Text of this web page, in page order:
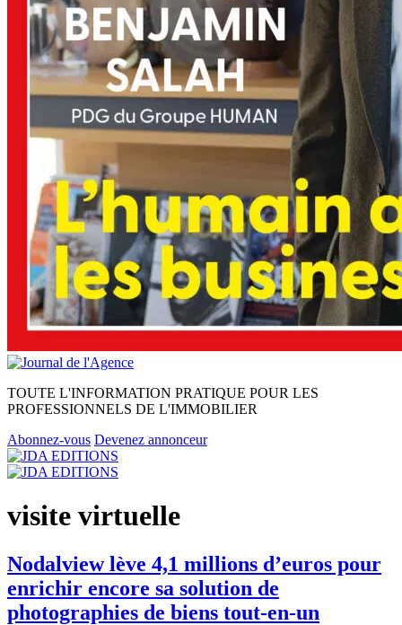
TOUTE L'INFORMATION PRATIQUE POUR LES
PROFESSIONNELS DE L'IMMOBILIER
Abonnez-vous Devenez annonceur
visite virtuelle
Nodalview lève 4,1 millions d’euros pour
enrichir encore sa solution de
photographies de biens tout-en-un